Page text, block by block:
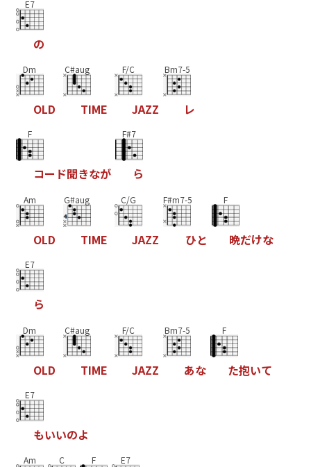
E7
の
Dm
OLD
C#aug
TIME
F/C
JAZZ
Bm7-5
レ
F
コー ド聞きなが
F#7
ら
Am
OLD
G#aug
TIME
C/G
JAZZ
F#m7-5
ひと
F
晩だけな
E7
ら
Dm
OLD
C#aug
TIME
F/C
JAZZ
Bm7-5
あな
F
た抱いて
E7
もいいのよ
Am C F E7